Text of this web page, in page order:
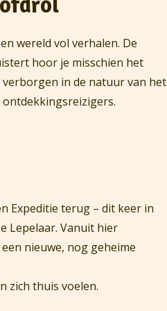
wereld vol verhalen. De
hoor je misschien het
in de natuur van het
Expeditie terug – dit keer in
Lepelaar. Vanuit hier
nieuwe, nog geheime
zich thuis voelen.